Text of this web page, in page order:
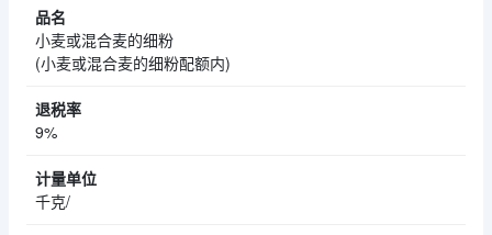
小麦或混合麦的细粉
(小麦或混合麦的细粉配额内)
9%
千克/